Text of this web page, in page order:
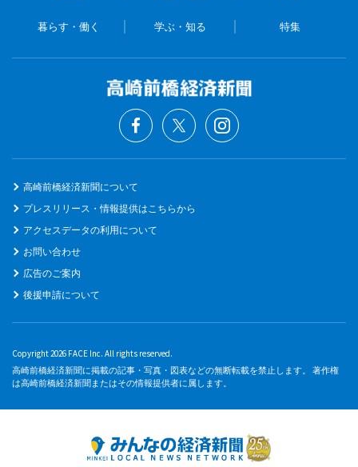
暮らす・働く 学ぶ・知る 特集
高崎前橋経済新聞について
プレスリリース・情報提供はこちらから
アクセスデータの利用について
お問い合わせ
広告のご案内
後援申請について
Copyright 2026 FACE Inc. All rights reserved.
高崎前橋経済新聞に掲載の記事・写真・図表などの無断転載を禁止します。 著作権
は高崎前橋経済新聞またはその情報提供者に属します。